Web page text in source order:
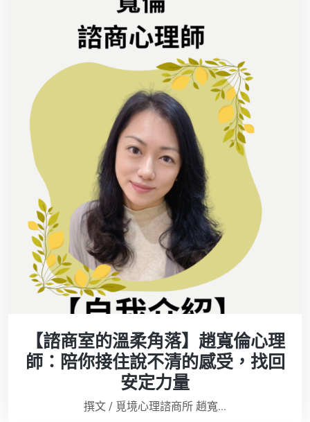
【諮商室的溫柔角落】趙寬倫心理
師：陪你接住說不清的感受，找回
安定力量
撰文 / 覓境心理諮商所 趙寬...